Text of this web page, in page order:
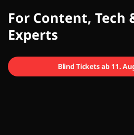
CMCX
For Content, Tech
Experts
Blind Tickets ab 11.